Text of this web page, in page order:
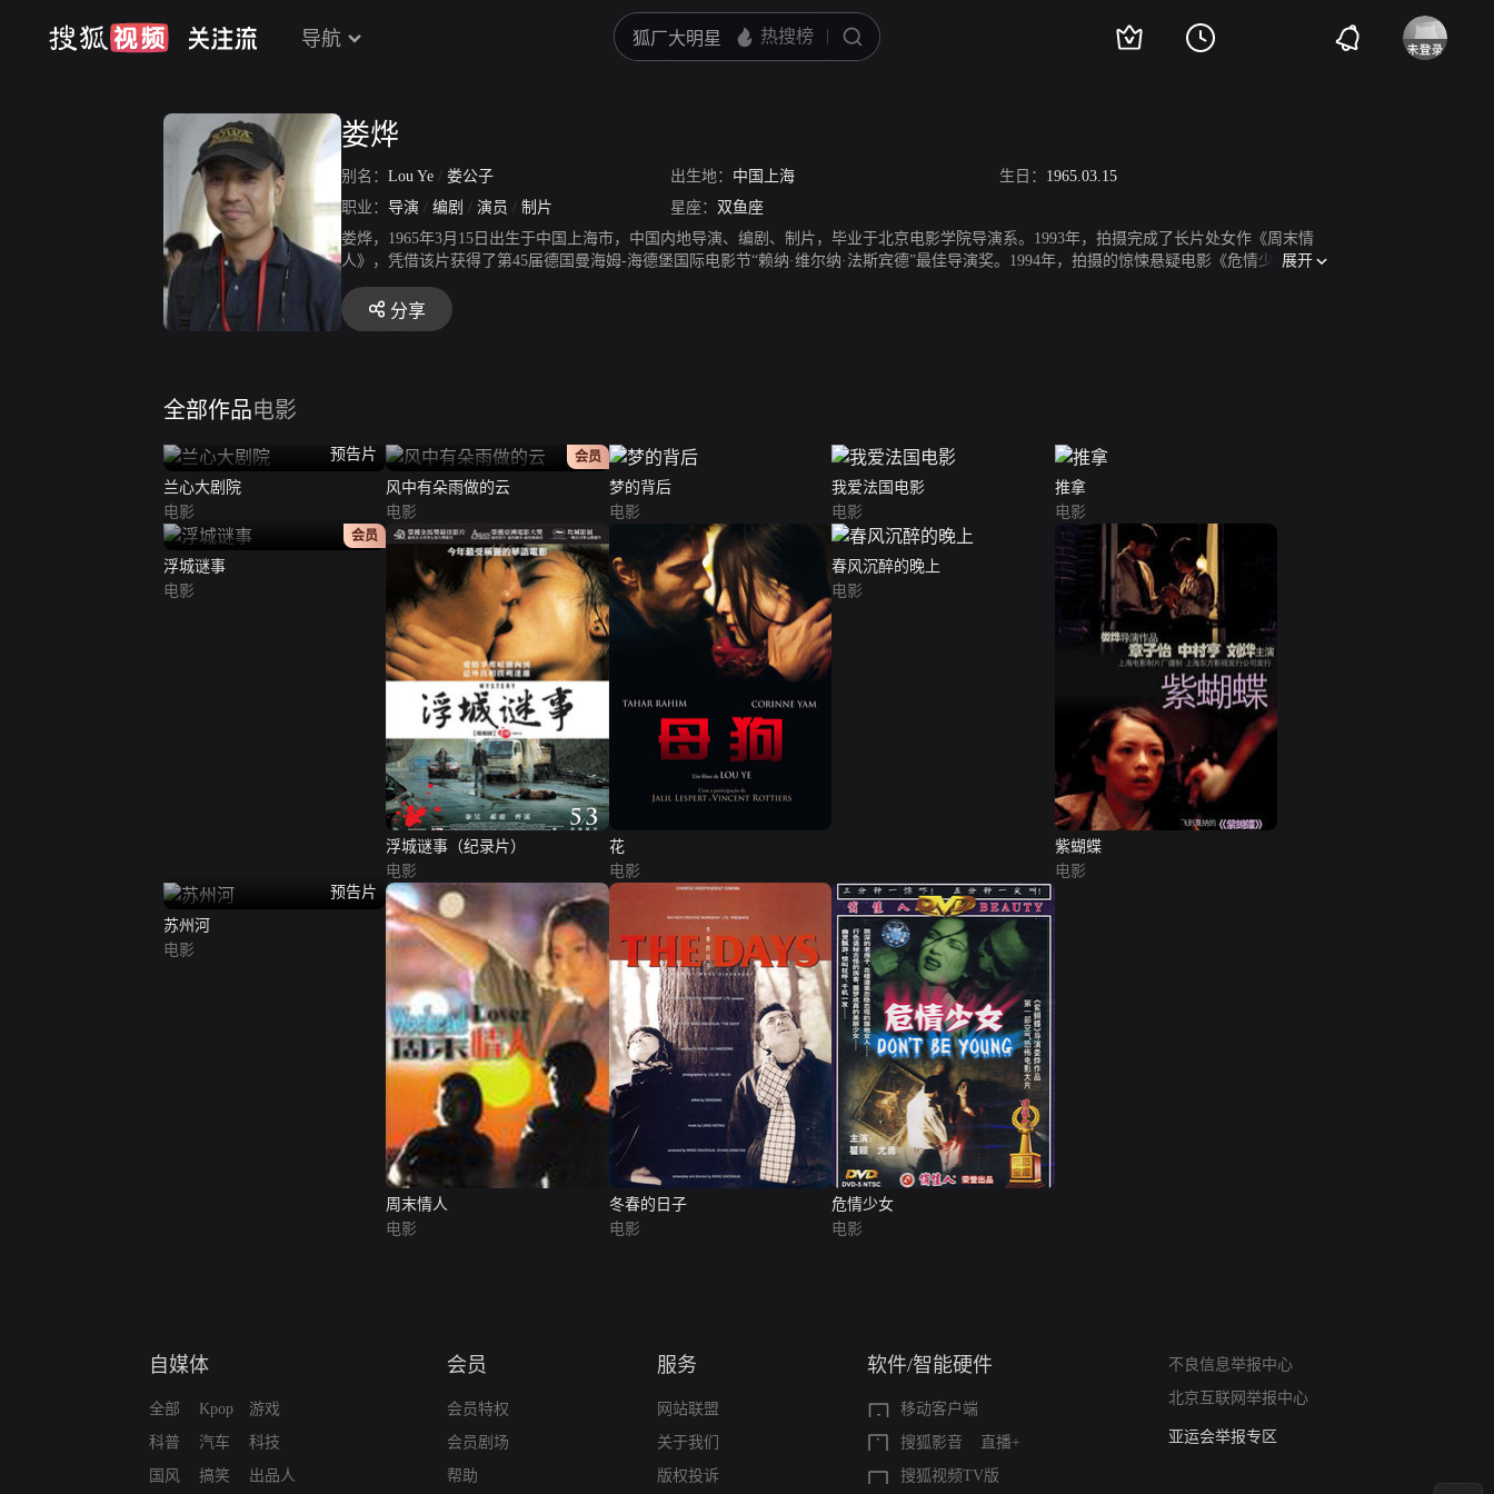
导航
娄烨
别名： Lou Ye / 娄公子 出生地： 中国上海 生日： 1965.03.15
职业： 导演 / 编剧 / 演员 / 制片 星座： 双鱼座
娄烨，1965年3月15日出生于中国上海市，中国内地导演、编剧、制片，毕业于北京电影学院导演系。1993年，拍摄完成了长片处女作《周末情
人》，凭借该片获得了第45届德国曼海姆-海德堡国际电影节“赖纳·维尔纳·法斯宾德”最佳导演奖。1994年，拍摄的惊悚悬疑电影《危情少女》上
映。2000年1月29日，自编自导的剧情片《苏州河》首映，该片获得了第29届鹿特丹国际电影节最佳影片金虎奖。2003年5月22日，编导并担任制
片人的剧情片《紫蝴蝶》首映，该片获得了第56届戛纳国际电影节主竞赛单元-金棕榈奖提名。2006年，拍摄完成电影《颐和园》，该片获得了第
59届戛纳国际电影节主竞赛单元-金棕榈奖提名，但因该片没有取得电影局审查通过令就违规参赛戛纳国际电影节，娄烨被电影局通知五年内不得
展开
分享
全部作品电影
预告片
兰心大剧院
电影
正片
会员
风中有朵雨做的云
电影
梦的背后
电影
我爱法国电影
电影
推拿
电影
正片
会员
浮城谜事
电影
浮城谜事（纪录片）
电影
花
电影
春风沉醉的晚上
电影
紫蝴蝶
电影
预告片
苏州河
电影
周末情人
电影
冬春的日子
电影
危情少女
电影
自媒体
全部
科普
国风
Kpop
汽车
搞笑
游戏
科技
出品人
会员
会员特权
会员剧场
帮助
服务
网站联盟
关于我们
版权投诉
软件/智能硬件
移动客户端
搜狐影音
直播+
搜狐视频TV版
不良信息举报中心
北京互联网举报中心
算法推荐专项举报
亚运会举报专区